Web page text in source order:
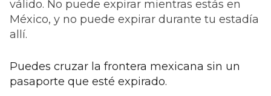
válido. No puede expirar mientras estás en
México, y no puede expirar durante tu estadía
allí.
Puedes cruzar la frontera mexicana sin un
pasaporte que esté expirado.